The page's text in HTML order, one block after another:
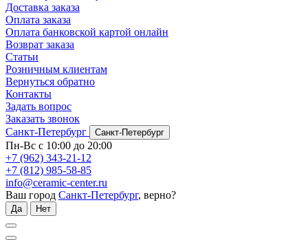
Доставка заказа
Оплата заказа
Оплата банковской картой онлайн
Возврат заказа
Статьи
Розничным клиентам
Вернуться обратно
Контакты
Задать вопрос
Заказать звонок
Санкт-Петербург
Санкт-Петербург
Пн-Вс с 10:00 до 20:00
+7 (962) 343-21-12
+7 (812) 985-58-85
info@ceramic-center.ru
Ваш город Санкт-Петербург, верно?
Да Нет